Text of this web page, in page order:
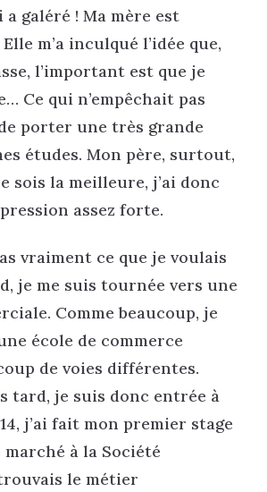
a galéré ! Ma mère est
m’a inculqué l’idée que,
l’important est que je
Ce qui n’empêchait pas
porter une très grande
études. Mon père, surtout,
sois la meilleure, j’ai donc
assez forte.
vraiment ce que je voulais
je me suis tournée vers une
Comme beaucoup, je
école de commerce
de voies différentes.
tard, je suis donc entrée à
j’ai fait mon premier stage
à la Société
le métier